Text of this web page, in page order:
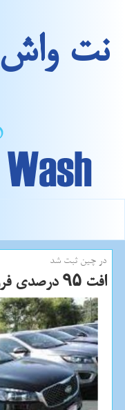
نت واش
در چین ثبت شد
افت ۹۵ درصدی فروش خودروسازان كره ای!